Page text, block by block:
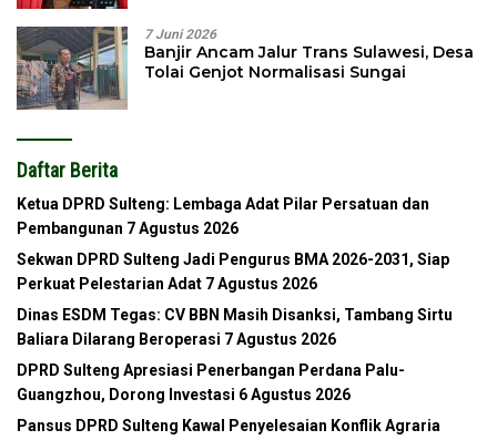
7 Juni 2026
Banjir Ancam Jalur Trans Sulawesi, Desa
Tolai Genjot Normalisasi Sungai
Daftar Berita
Ketua DPRD Sulteng: Lembaga Adat Pilar Persatuan dan
Pembangunan 7 Agustus 2026
Sekwan DPRD Sulteng Jadi Pengurus BMA 2026-2031, Siap
Perkuat Pelestarian Adat 7 Agustus 2026
Dinas ESDM Tegas: CV BBN Masih Disanksi, Tambang Sirtu
Baliara Dilarang Beroperasi 7 Agustus 2026
DPRD Sulteng Apresiasi Penerbangan Perdana Palu-
Guangzhou, Dorong Investasi 6 Agustus 2026
Pansus DPRD Sulteng Kawal Penyelesaian Konflik Agraria